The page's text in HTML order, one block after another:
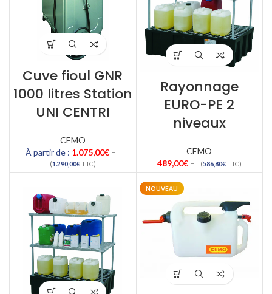
Cuve fioul GNR
1000 litres Station
UNI CENTRI
CEMO
À partir de : 1.075,00€ HT
(1.290,00€TTC)
Rayonnage
EURO-PE 2
niveaux
CEMO
489,00€ HT (586,80€TTC)
NOUVEAU